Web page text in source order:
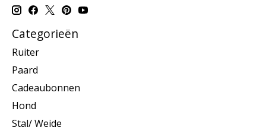
Categorieën
Ruiter
Paard
Cadeaubonnen
Hond
Stal/ Weide